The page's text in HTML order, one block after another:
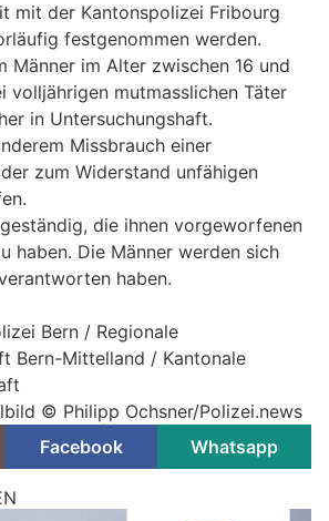
mit der Kantonspolizei Fribourg
festgenommen werden.
Männer im Alter zwischen 16 und
volljährigen mutmasslichen Täter
in Untersuchungshaft.
Missbrauch einer
zum Widerstand unfähigen
die ihnen vorgeworfenen
haben. Die Männer werden sich
haben.
Bern / Regionale
Bern-Mittelland / Kantonale
© Philipp Ochsner/Polizei.news
Facebook Whatsapp